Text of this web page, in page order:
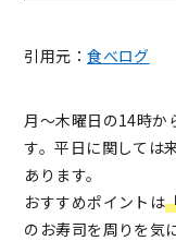
引用元：食べログ
月〜木曜日の14時か
す。平日に関しては
あります。
おすすめポイントは
のお寿司を周りを気